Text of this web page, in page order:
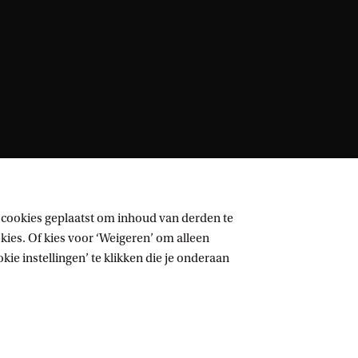
geplaatst om inhoud van derden te
Of kies voor ‘Weigeren’ om alleen
instellingen’ te klikken die je onderaan